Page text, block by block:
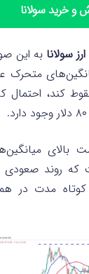
و خرید سولانا
سولانا به این
متحرک
۱۱۶ دلار سقوط کند،
که روند صعودی
مدت در